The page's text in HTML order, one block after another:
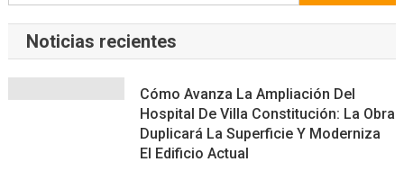
Noticias recientes
Cómo Avanza La Ampliación Del
Hospital De Villa Constitución: La Obra
Duplicará La Superficie Y Moderniza
El Edificio Actual